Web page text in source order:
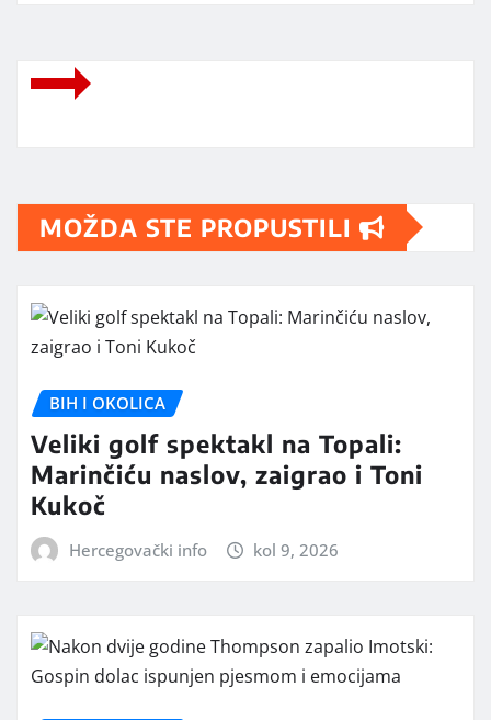
MOŽDA STE PROPUSTILI
BIH I OKOLICA
Veliki golf spektakl na Topali:
Marinčiću naslov, zaigrao i Toni
Kukoč
Hercegovački info kol 9, 2026